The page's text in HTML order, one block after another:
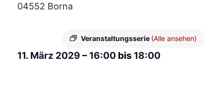
04552 Borna
Veranstaltungsserie (Alle ansehen)
11. März 2029 – 16:00 bis 18:00